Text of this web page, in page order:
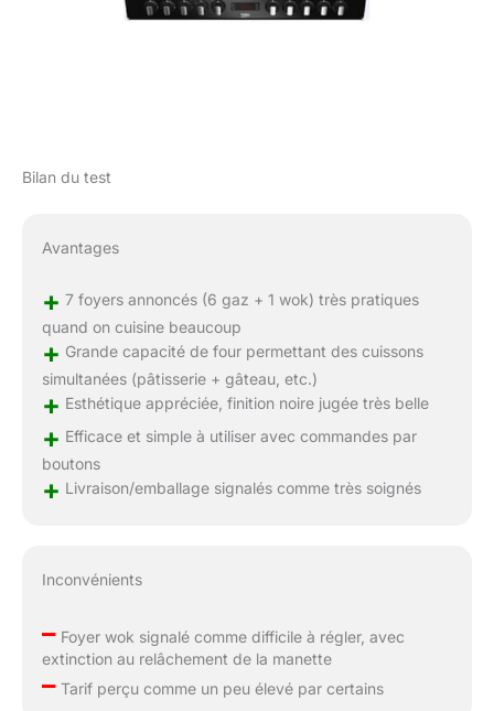
Bilan du test
Avantages
+ 7 foyers annoncés (6 gaz + 1 wok) très pratiques
quand on cuisine beaucoup
+ Grande capacité de four permettant des cuissons
simultanées (pâtisserie + gâteau, etc.)
+ Esthétique appréciée, finition noire jugée très belle
+ Efficace et simple à utiliser avec commandes par
boutons
+ Livraison/emballage signalés comme très soignés
Inconvénients
–Foyer wok signalé comme difficile à régler, avec
extinction au relâchement de la manette
–Tarif perçu comme un peu élevé par certains